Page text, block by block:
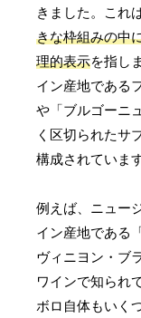
きました。これ
きな枠組みの中
理的表示を指し
イン産地である
や「ブルゴーニ
く区切られたサ
構成されています
例えば、ニュー
イン産地である
ヴィニヨン・ブ
ワインで知られ
ボロ自体もいく